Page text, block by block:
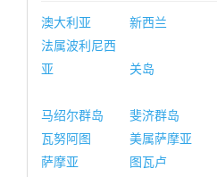
澳大利亚 新西兰
法属波利尼西
亚
关岛
马绍尔群岛 斐济群岛
瓦努阿图
美属萨摩亚
萨摩亚
图瓦卢